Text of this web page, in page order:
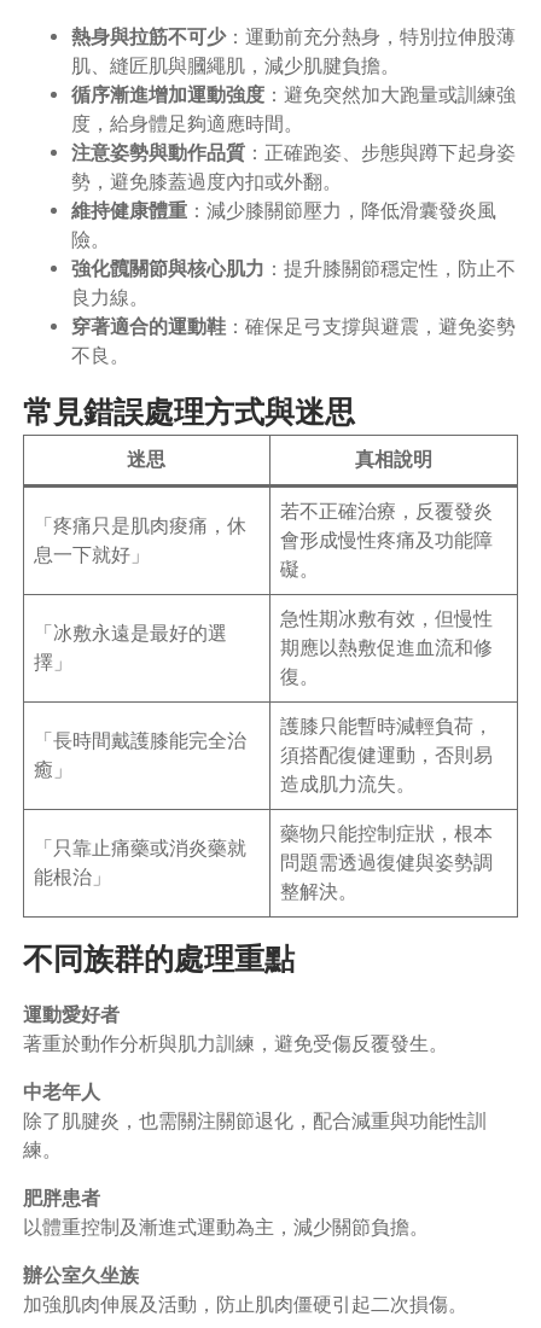
熱身與拉筋不可少：運動前充分熱身，特別拉伸股薄
肌、縫匠肌與膕繩肌，減少肌腱負擔。
循序漸進增加運動強度：避免突然加大跑量或訓練強
度，給身體足夠適應時間。
注意姿勢與動作品質：正確跑姿、步態與蹲下起身姿
勢，避免膝蓋過度內扣或外翻。
維持健康體重：減少膝關節壓力，降低滑囊發炎風
險。
強化髖關節與核心肌力 ：提升膝關節穩定性，防止不
良力線。
穿著適合的運動鞋：確保足弓支撐與避震，避免姿勢
不良。
常見錯誤處理方式與迷思
迷思 真相說明
「疼痛只是肌肉痠痛，休
息一下就好」
若不正確治療，反覆發炎
會形成慢性疼痛及功能障
礙。
「冰敷永遠是最好的選
擇」
急性期冰敷有效，但慢性
期應以熱敷促進血流和修
復。
「長時間戴護膝能完全治
癒」
護膝只能暫時減輕負荷，
須搭配復健運動，否則易
造成肌力流失。
「只靠止痛藥或消炎藥就
能根治」
藥物只能控制症狀，根本
問題需透過復健與姿勢調
整解決。
不同族群的處理重點
運動愛好者
著重於動作分析與肌力訓練，避免受傷反覆發生。
中老年人
除了肌腱炎，也需關注關節退化，配合減重與功能性訓
練。
肥胖患者
以體重控制及漸進式運動為主，減少關節負擔。
辦公室久坐族
加強肌肉伸展及活動，防止肌肉僵硬引起二次損傷。